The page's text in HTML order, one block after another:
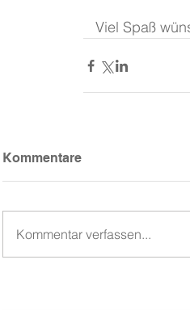
Viel Spaß
Kommentare
Kommentar verfassen...